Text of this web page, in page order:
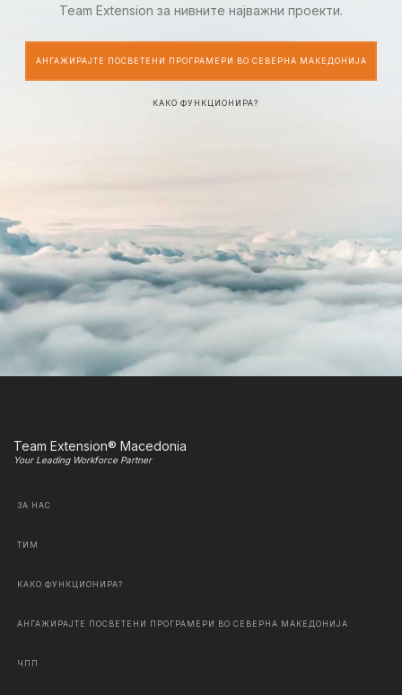
Team Extension за нивните најважни проекти.
АНГАЖИРАЈТЕ ПОСВЕТЕНИ ПРОГРАМЕРИ ВО СЕВЕРНА МАКЕДОНИЈА
КАКО ФУНКЦИОНИРА?
Team Extension® Macedonia
Your Leading Workforce Partner
ЗА НАС
ТИМ
КАКО ФУНКЦИОНИРА?
АНГАЖИРАЈТЕ ПОСВЕТЕНИ ПРОГРАМЕРИ ВО СЕВЕРНА МАКЕДОНИЈА
ЧПП